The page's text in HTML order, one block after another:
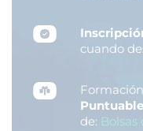
cuando
Puntuable
de: